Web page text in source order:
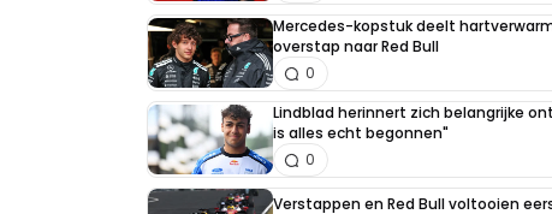
Mercedes-kopstuk deelt
overstap naar Red Bull
0
Lindblad herinnert zich belangrijke
is alles echt begonnen"
0
Verstappen en Red Bull voltooien